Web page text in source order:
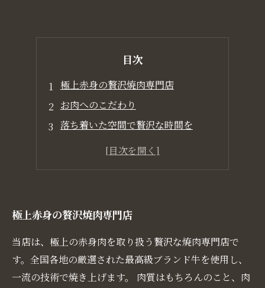
目次
極上赤身の贅沢焼肉専門店
お肉へのこだわり
落ち着いた空間で贅沢な時間を
地元の方にも愛されるお店
極上赤身の贅沢焼肉専門店
当店は、極上の赤身肉を取り扱う贅沢な焼肉専門店で
す。全国各地の厳選された最高級ブランド牛を使用し、
一流の技術で焼き上げます。 肉質はもちろんのこと、肉